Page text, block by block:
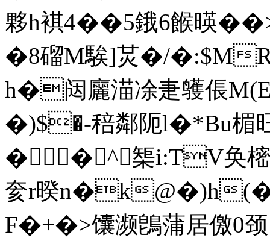
夥h褀4��5鋨6餱暎��
�8磂M騃]炗�/�:$MR
h�闼廲渵凃疌鹱倀
�)$�-稖鄰阨l�*Bu
�� ^榘i:TV奂樒
奒r暌n�k@�)h
F�+�>馕濒鵖蒲居儌0